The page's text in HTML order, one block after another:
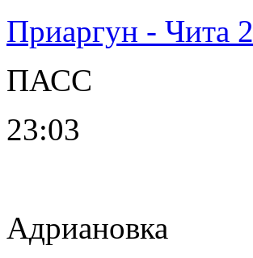
Приаргун - Чита 2
ПАСС
23:03
Адриановка